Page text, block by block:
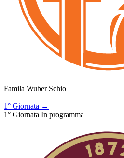
Famila Wuber Schio
–
1° Giornata →
1° Giornata In programma